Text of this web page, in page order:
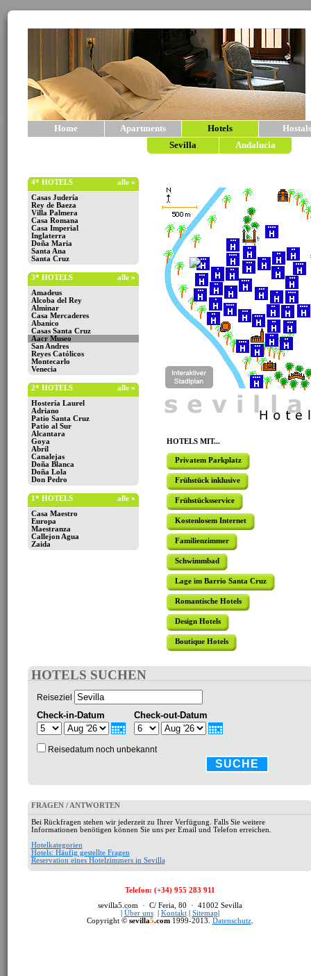
Home Apartments Hotels
Hostals
Sevilla
Andalucia
alle »
4* HOTELS
Casas Judería
Rey de Baeza
Villa Palmera
Casa Romana
Casa Imperial
Inglaterra
Doña Maria
Santa Ana
Santa Cruz
alle »
3* HOTELS
Amadeus
Alcoba del Rey
Alminar
Casa Mercaderes
Abanico
Casas Santa Cruz
Aacr Museo
San Andres
Reyes Católicos
Montecarlo
Venecia
alle »
2* HOTELS
Hostería Laurel
Adriano
Patio Santa Cruz
Patio al Sur
Alcantara
Goya
Abril
Canalejas
Doña Blanca
Doña Lola
Don Pedro
alle »
1* HOTELS
Casa Maestro
Europa
Maestranza
Callejon Agua
Zaida
HOTELS MIT...
Privatem Parkplatz
Frühstück inklusive
Frühstücksservice
Kostenlosem Internet
Familienzimmer
Schwimmbad
Lage im Barrio Santa Cruz
Romantische Hotels
Design Hotels
Boutique Hotels
HOTELS SUCHEN
Reiseziel
Check-in-Datum Check-out-Datum
Reisedatum noch unbekannt
SUCHE
FRAGEN / ANTWORTEN
Bei Rückfragen stehen wir jederzeit zu Ihrer Verfügung. Falls Sie weitere
Informationen benötigen können Sie uns per Email und Telefon erreichen.
Hotelkategorien
Hotels: Häufig gestellte Fragen
Reservation eines Hotelzimmers in Sevilla
Telefon: (+34) 955 283 911
sevilla5.com · C/ Feria, 80 · 41002 Sevilla
Über uns| Kontakt| Sitemap
Copyright © sevilla5.com1999-2013. Datenschutz.